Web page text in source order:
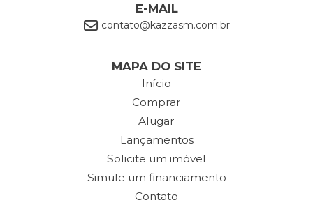
E-MAIL
contato@kazzasm.com.br
MAPA DO SITE
Início
Comprar
Alugar
Lançamentos
Solicite um imóvel
Simule um financiamento
Contato